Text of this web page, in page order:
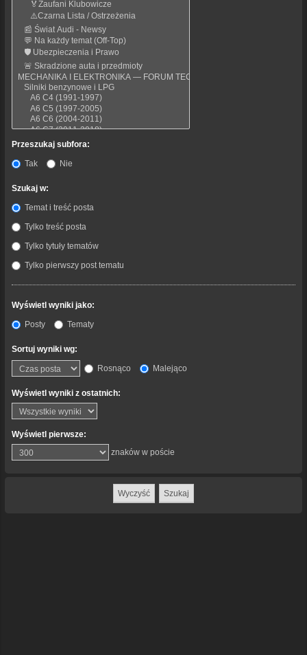
Przeszukaj subfora:
Tak
Nie
Szukaj w:
Temat i treść posta
Tylko treść posta
Tylko tytuły tematów
Tylko pierwszy post tematu
Wyświetl wyniki jako:
Posty
Tematy
Sortuj wyniki wg:
Rosnąco
Malejąco
Wyświetl wyniki z ostatnich:
Wyświetl pierwsze:
znaków w poście